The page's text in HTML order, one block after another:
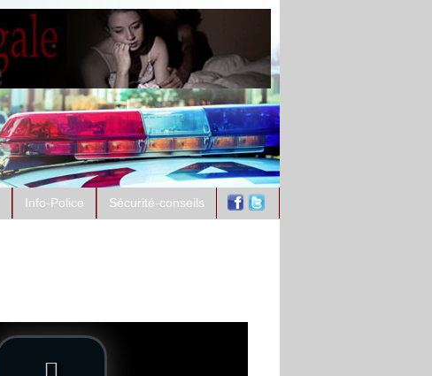
Info-Police Sécurité-conseils